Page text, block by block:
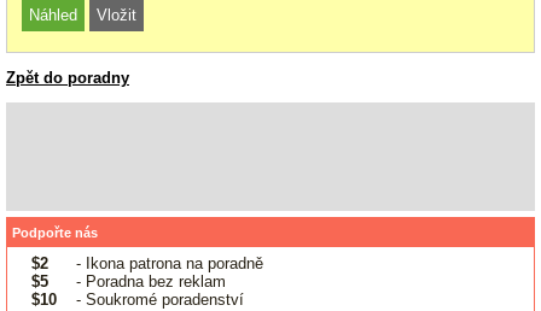
Zpět do poradny
Podpořte nás
$2
- Ikona patrona na poradně
$5
- Poradna bez reklam
$10
- Soukromé poradenství